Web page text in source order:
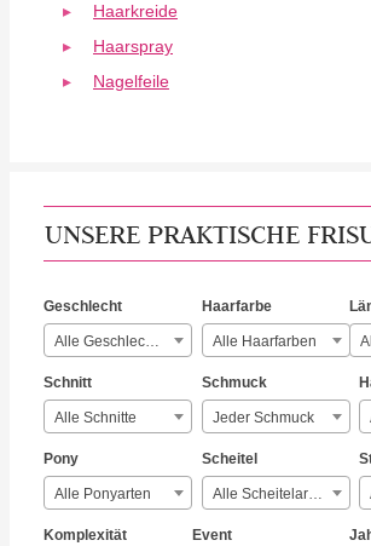
Haarkreide
Haarspray
Nagelfeile
UNSERE PRAKTISCHE
Geschlecht
Alle Geschlechter
Haarfarbe
Alle Haarfarben
Schnitt
Alle Schnitte
Schmuck
Jeder Schmuck
Pony
Alle Ponyarten
Scheitel
Alle Scheitelarten
Komplexität Event